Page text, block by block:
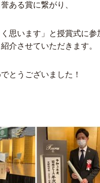
ある賞に繋がり、
思います」と授賞式に参
介させていただきます。
とうございました！